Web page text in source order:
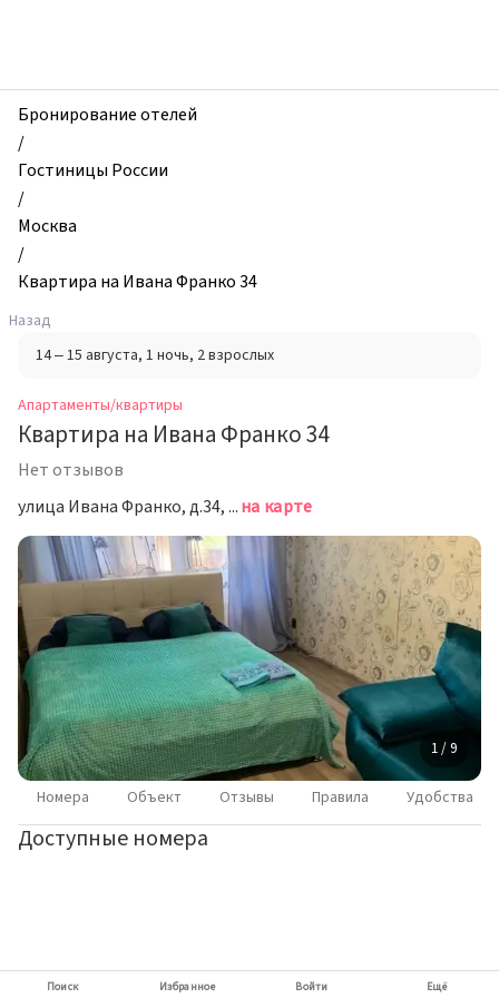
и
квартиры,
Квартира
на
Ивана
Франко
34,
Москва,
Россия
Бронирование отелей
/
Гостиницы России
/
Москва
/
Квартира на Ивана Франко 34
Назад
14 – 15 августа, 1 ночь, 2 взрослых
Апартаменты/квартиры
Квартира на Ивана Франко 34
Нет отзывов
улица Ивана Франко, д.34, Москвана карте
1 / 9
Номера Объект Отзывы Правила Удобства
Доступные номера
Поиск Избранное Войти Ещё